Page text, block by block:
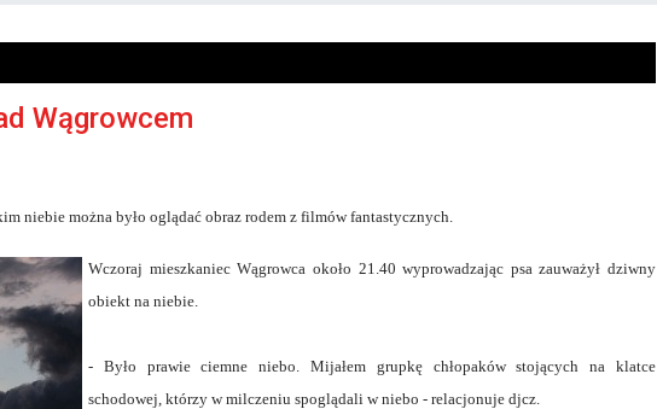
Wągrowcem
niebie można było oglądać obraz rodem z filmów fantastycznych.
Wczoraj mieszkaniec Wągrowca około 21.40 wyprowadzając psa zauważył dziwny
obiekt na niebie.
- Było prawie ciemne niebo. Mijałem grupkę chłopaków stojących na klatce
schodowej, którzy w milczeniu spoglądali w niebo - relacjonuje djcz.